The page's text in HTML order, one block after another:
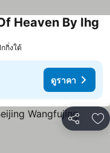
Heaven By Ihg
กิ่งใต้
ดูราคา
แชร์ เ